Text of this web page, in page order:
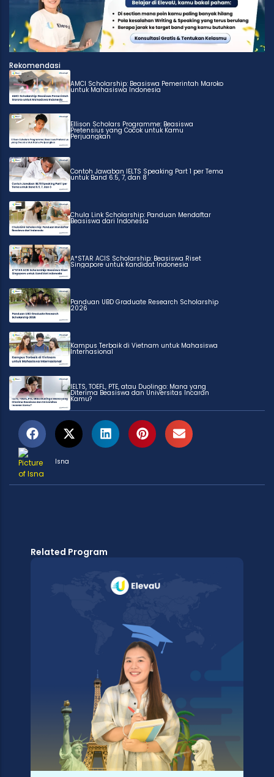
Rekomendasi
AMCI Scholarship: Beasiswa Pemerintah Maroko
untuk Mahasiswa Indonesia
Ellison Scholars Programme: Beasiswa
Pretensius yang Cocok untuk Kamu
Perjuangkan
Contoh Jawaban IELTS Speaking Part 1 per Tema
untuk Band 6.5, 7, dan 8
Chula Link Scholarship: Panduan Mendaftar
Beasiswa dari Indonesia
A*STAR ACIS Scholarship: Beasiswa Riset
Singapore untuk Kandidat Indonesia
Panduan UBD Graduate Research Scholarship
2026
Kampus Terbaik di Vietnam untuk Mahasiswa
Internasional
IELTS, TOEFL, PTE, atau Duolingo: Mana yang
Diterima Beasiswa dan Universitas Incaran
Kamu?
Isna
Related Program